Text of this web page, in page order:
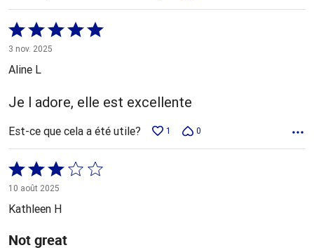
Coté
5 sur
5
3 nov. 2025
Aline L
Je l adore, elle est excellente
Est-ce que cela a été utile? 1 0
Coté
3 sur
5
10 août 2025
Kathleen H
Not great